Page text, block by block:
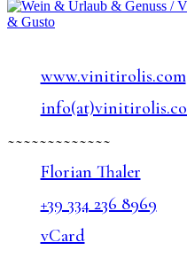
www.vinitirolis.com
~~~~~~~~~~~~~
Florian Thaler
+39 334 236 8969
vCard